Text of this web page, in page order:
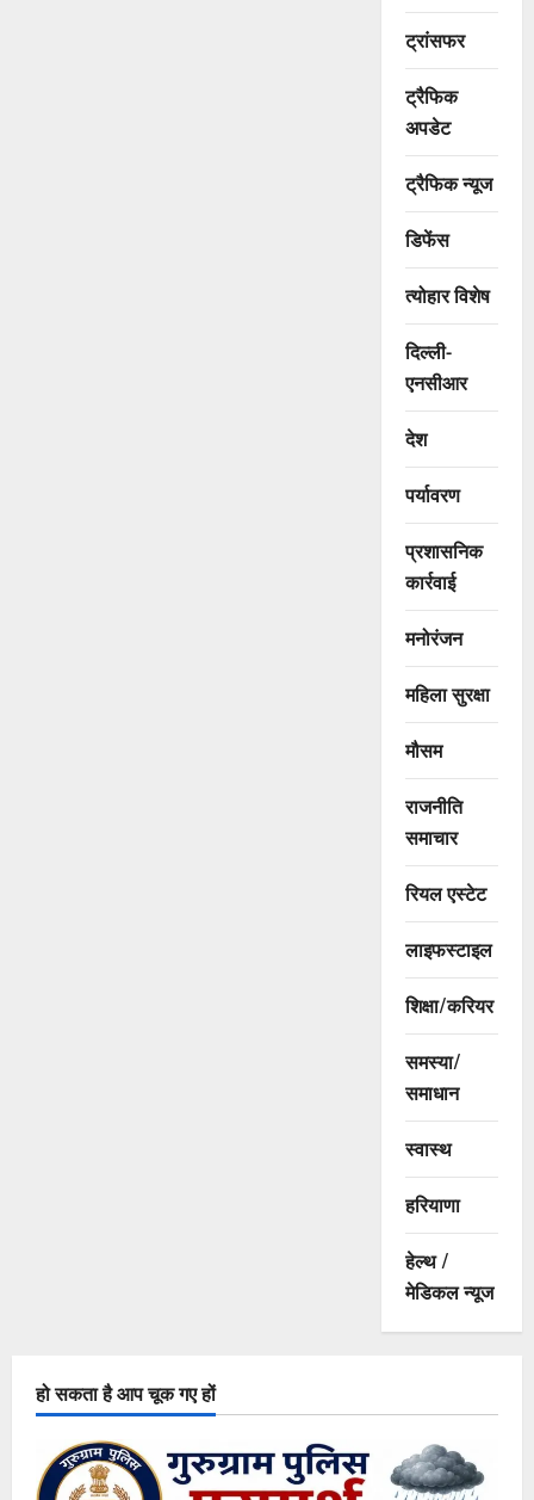
ट्रांसफर
ट्रैफिक
अपडेट
ट्रैफिक न्यूज
डिफेंस
त्योहार विशेष
दिल्ली-
एनसीआर
देश
पर्यावरण
प्रशासनिक
कार्रवाई
मनोरंजन
महिला सुरक्षा
मौसम
राजनीति
समाचार
रियल एस्टेट
लाइफस्टाइल
शिक्षा/करियर
समस्या/
समाधान
स्वास्थ
हरियाणा
हेल्थ /
मेडिकल न्यूज
हो सकता है आप चूक गए हों